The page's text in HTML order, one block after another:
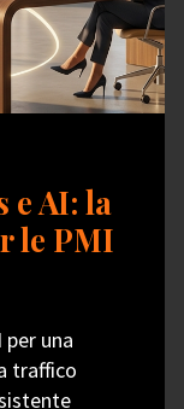
e AI: la
le PMI
una
traffico